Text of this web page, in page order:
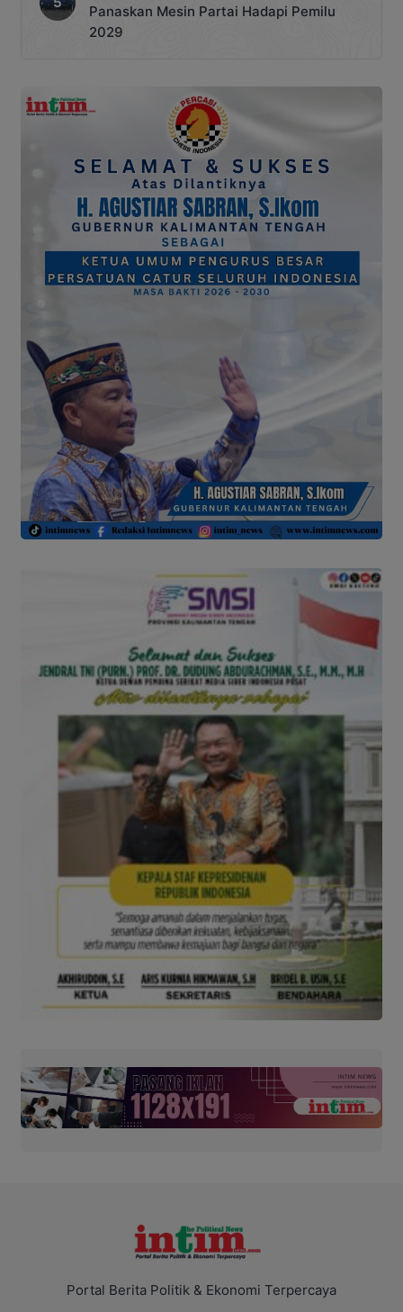
Panaskan Mesin Partai Hadapi Pemilu
2029
Portal Berita Politik & Ekonomi Terpercaya